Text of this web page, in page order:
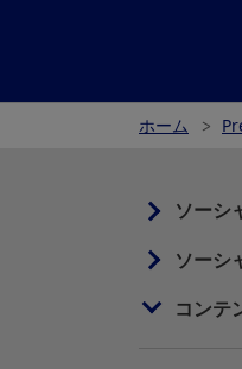
ホーム
ソーシ
ソーシ
コンテ